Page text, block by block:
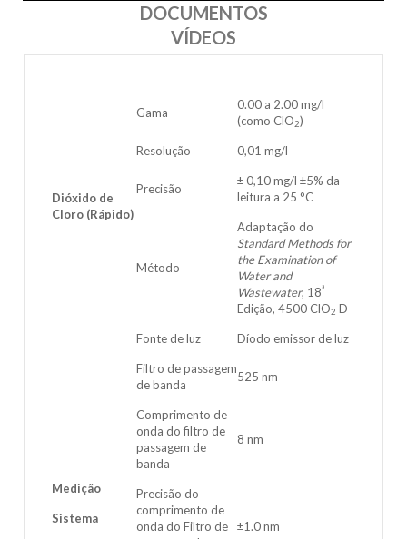
DOCUMENTOS
VÍDEOS
Dióxido de
Cloro (Rápido)
Gama
0.00 a 2.00 mg/l
(como ClO2)
Resolução 0,01 mg/l
Precisão
± 0,10 mg/l ±5% da
leitura a 25 °C
Método
Adaptação do
Standard Methods for
the Examination of
Water and
Wastewater, 18ª
Edição, 4500 ClO2 D
Medição
Sistema
Fonte de luz Díodo emissor de luz
Filtro de passagem
de banda
525 nm
Comprimento de
onda do filtro de
passagem de
banda
8 nm
Precisão do
comprimento de
onda do Filtro de
±1.0 nm